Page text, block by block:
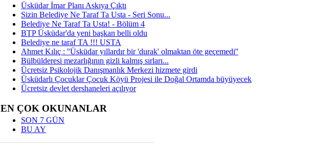
Üsküdar İmar Planı Askıya Çıktı
Sizin Belediye Ne Taraf Ta Usta - Seri Sonu...
Belediye Ne Taraf Ta Usta! - Bölüm 4
BTP Üsküdar'da yeni başkan belli oldu
Belediye ne taraf TA !!! USTA
Ahmet Kılıç : ''Üsküdar yıllardır bir 'durak' olmaktan öte geçemedi''
Bülbülderesi mezarlığının gizli kalmış sırları...
Ücretsiz Psikolojik Danışmanlık Merkezi hizmete girdi
Üsküdarlı Çocuklar Çocuk Köyü Projesi ile Doğal Ortamda büyüyecek
Ücretsiz devlet dershaneleri açılıyor
EN ÇOK OKUNANLAR
SON 7 GÜN
BU AY